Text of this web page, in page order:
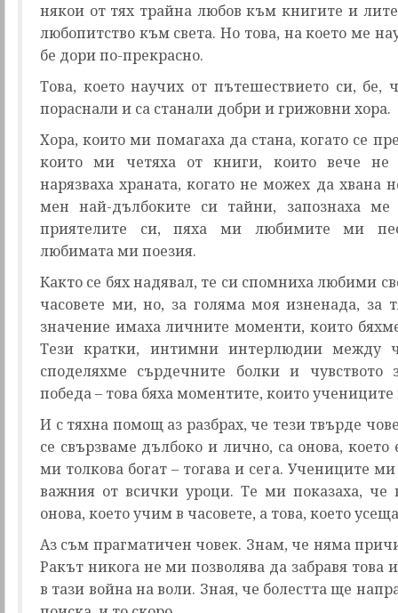
някои от тях трайна любов към книгите и
любопитство към света. Но това, на което ме
бе дори по-прекрасно.
Това, което научих от пътешествието си, бе,
пораснали и са станали добри и грижовни хора.
Хора, които ми помагаха да стана, когато се
които ми четяха от книги, които вече
нарязваха храната, когато не можех да хвана
мен най-дълбоките си тайни, запознаха ме
приятелите си, пяха ми любимите ми
любимата ми поезия.
Както се бях надявал, те си спомниха любими
часовете ми, но, за голяма моя изненада, за
значение имаха личните моменти, които
Тези кратки, интимни интерлюдии между
споделяхме сърдечните болки и чувството
победа – това бяха моментите, които
И с тяхна помощ аз разбрах, че тези твърде
се свързваме дълбоко и лично, са онова,
ми толкова богат – тогава и сега. Учениците
важния от всички уроци. Те ми показаха, че
онова, което учим в часовете, а това, което
Аз съм прагматичен човек. Знам, че няма
Ракът никога не ми позволява да забравя това
в тази война на воли. Зная, че болестта ще